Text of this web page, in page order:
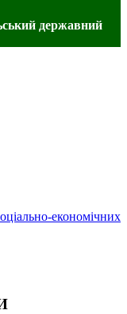
державний
економічних